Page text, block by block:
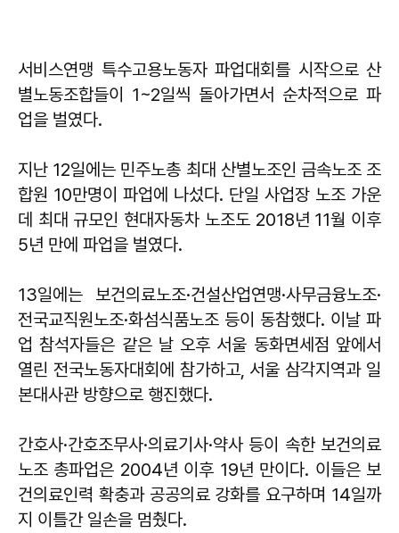
서비스연맹 특수고용노동자 파업대회를 시작으로 산
별노동조합들이 1~2일씩 돌아가면서 순차적으로 파
업을 벌였다.
지난 12일에는 민주노총 최대 산별노조인 금속노조 조
합원 10만명이 파업에 나섰다. 단일 사업장 노조 가운
데 최대 규모인 현대자동차 노조도 2018년 11월 이후
5년 만에 파업을 벌였다.
13일에는 보건의료노조·건설산업연맹·사무금융노조·
전국교직원노조·화섬식품노조 등이 동참했다. 이날 파
업 참석자들은 같은 날 오후 서울 동화면세점 앞에서
열린 전국노동자대회에 참가하고, 서울 삼각지역과 일
본대사관 방향으로 행진했다.
간호사·간호조무사·의료기사·약사 등이 속한 보건의료
노조 총파업은 2004년 이후 19년 만이다. 이들은 보
건의료인력 확충과 공공의료 강화를 요구하며 14일까
지 이틀간 일손을 멈췄다.